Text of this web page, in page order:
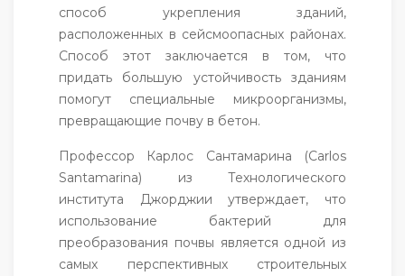
способ укрепления зданий,
расположенных в сейсмоопасных районах.
Способ этот заключается в том, что
придать большую устойчивость зданиям
помогут специальные микроорганизмы,
превращающие почву в бетон.
Профессор Карлос Сантамарина (Carlos
Santamarina) из Технологического
института Джорджии утверждает, что
использование бактерий для
преобразования почвы является одной из
самых перспективных строительных